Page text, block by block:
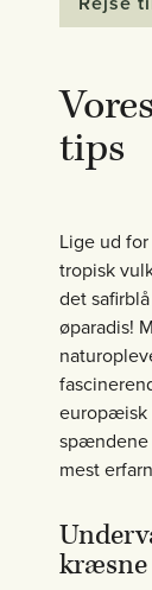
tips
Lige ud
tropisk
det
øparadis!
europæisk
spændene
mest
kræsne